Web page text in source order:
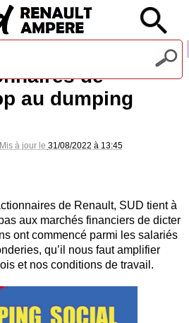
de
au dumping
à jour le 31/08/2022 à 13:45
de Renault, SUD tient à
aux marchés financiers de dicter
ont commencé parmi les salariés
qu’il nous faut amplifier
et nos conditions de travail.